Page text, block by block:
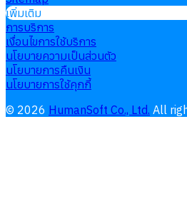
เพิ่มเติม
การบริการ
เงื่อนไขการใช้บริการ
นโยบายความเป็นส่วนตัว
นโยบายการคืนเงิน
นโยบายการใช้คุกกี้
© 2026 HumanSoft Co., Ltd. All